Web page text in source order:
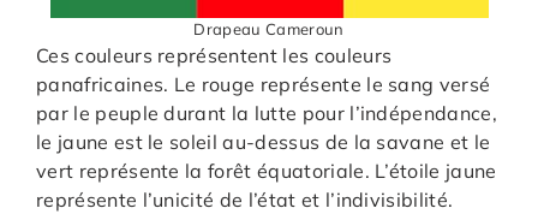
Drapeau Cameroun
Ces couleurs représentent les couleurs
panafricaines. Le rouge représente le sang versé
par le peuple durant la lutte pour l’indépendance,
le jaune est le soleil au-dessus de la savane et le
vert représente la forêt équatoriale. L’étoile jaune
représente l’unicité de l’état et l’indivisibilité.